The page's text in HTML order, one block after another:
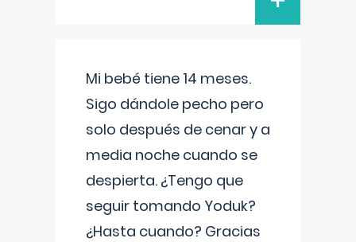
Mi bebé tiene 14 meses.
Sigo dándole pecho pero
solo después de cenar y a
media noche cuando se
despierta. ¿Tengo que
seguir tomando Yoduk?
¿Hasta cuando? Gracias